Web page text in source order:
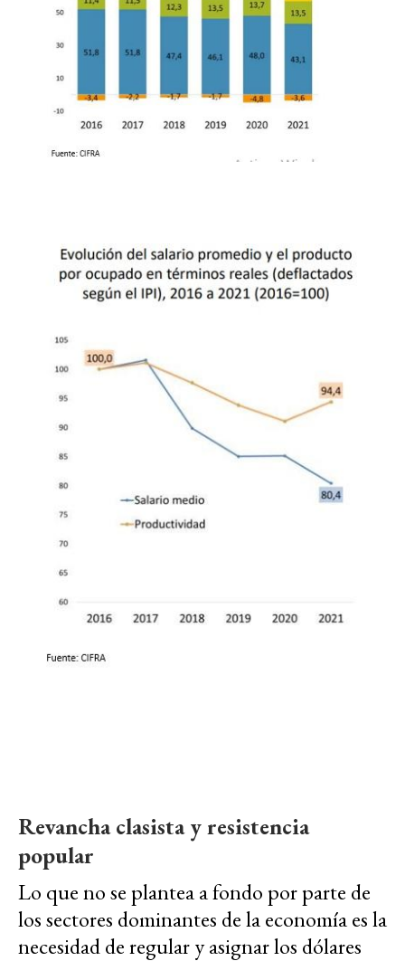
Revancha clasista y resistencia
popular
Lo que no se plantea a fondo por parte de
los sectores dominantes de la economía es la
necesidad de regular y asignar los dólares